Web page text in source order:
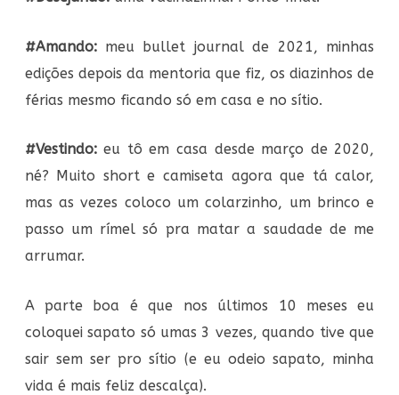
#Amando:meu bullet journal de 2021, minhas
edições depois da mentoria que fiz, os diazinhos de
férias mesmo ficando só em casa e no sítio.
#Vestindo:eu tô em casa desde março de 2020,
né? Muito short e camiseta agora que tá calor,
mas as vezes coloco um colarzinho, um brinco e
passo um rímel só pra matar a saudade de me
arrumar.
A parte boa é que nos últimos 10 meses eu
coloquei sapato só umas 3 vezes, quando tive que
sair sem ser pro sítio (e eu odeio sapato, minha
vida é mais feliz descalça).